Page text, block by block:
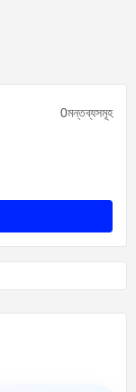
0মন্তব্যসমূহ